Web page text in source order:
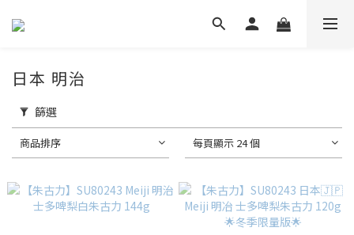
日本 明治
篩選
商品排序 每頁顯示 24 個